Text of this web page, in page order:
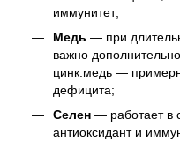
иммунитет;
Медь — при
важно
цинк:медь —
дефицита;
Селен — работает в
антиоксидант и